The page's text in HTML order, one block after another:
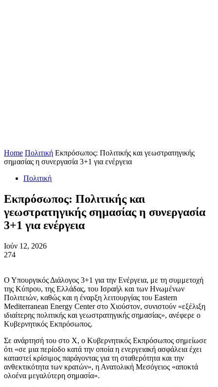
Home Πολιτική Εκπρόσωπος: Πολιτικής και γεωστρατηγικής
σημασίας η συνεργασία 3+1 για ενέργεια
Πολιτική
Εκπρόσωπος: Πολιτικής και
γεωστρατηγικής σημασίας η συνεργασία
3+1 για ενέργεια
Ιούν 12, 2026
274
Ο Υπουργικός Διάλογος 3+1 για την Ενέργεια, με τη συμμετοχή
της Κύπρου, της Ελλάδας, του Ισραήλ και των Ηνωμένων
Πολιτειών, καθώς και η έναρξη λειτουργίας του Eastern
Mediterranean Energy Center στο Χιούστον, συνιστούν «εξέλιξη
ιδιαίτερης πολιτικής και γεωστρατηγικής σημασίας», ανέφερε ο
Κυβερνητικός Εκπρόσωπος.
Σε ανάρτησή του στο Χ, ο Κυβερνητικός Εκπρόσωπος σημείωσε
ότι «σε μια περίοδο κατά την οποία η ενεργειακή ασφάλεια έχει
καταστεί κρίσιμος παράγοντας για τη σταθερότητα και την
ανθεκτικότητα των κρατών», η Ανατολική Μεσόγειος «αποκτά
ολοένα μεγαλύτερη σημασία».